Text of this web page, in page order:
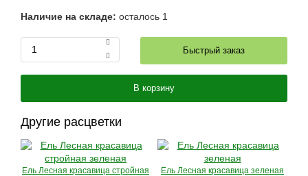
Наличие на складе: осталось 1
Быстрый заказ
В корзину
Другие расцветки
Ель Лесная красавица стройная
Ель Лесная красавица зеленая